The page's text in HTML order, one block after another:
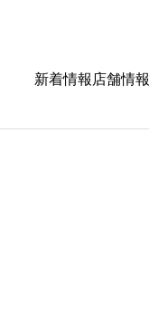
新着情報 店舗情報